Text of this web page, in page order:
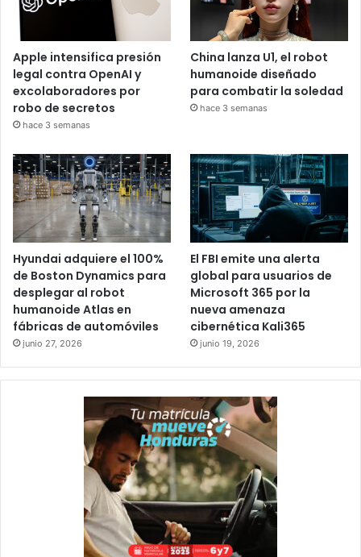
Apple intensifica presión
legal contra OpenAI y
excolaboradores por
robo de secretos
hace 3 semanas
China lanza U1, el robot
humanoide diseñado
para combatir la soledad
hace 3 semanas
Hyundai adquiere el 100%
de Boston Dynamics para
desplegar al robot
humanoide Atlas en
fábricas de automóviles
junio 27, 2026
El FBI emite una alerta
global para usuarios de
Microsoft 365 por la
nueva amenaza
cibernética Kali365
junio 19, 2026